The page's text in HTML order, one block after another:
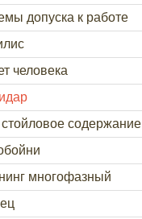
допуска к работе
человека
стойловое содержание
многофазный